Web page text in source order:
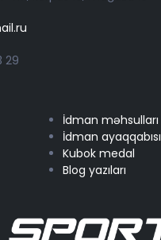
29
İdman məhsulları
İdman ayaqqabısı
Kubok medal
Blog yazıları